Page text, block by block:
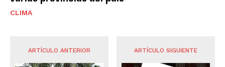
CLIMA
ARTÍCULO ANTERIOR ARTÍCULO SIGUIENTE